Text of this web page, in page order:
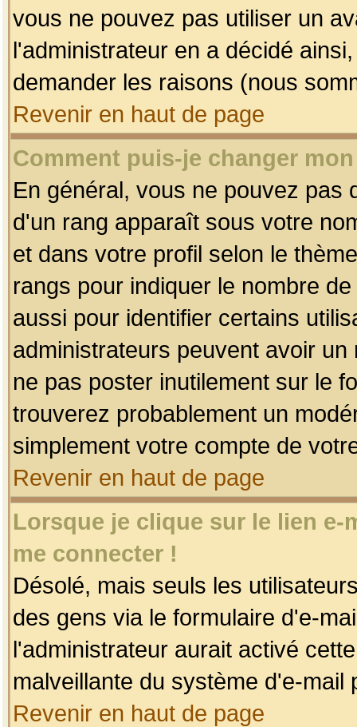
vous ne pouvez pas utiliser un
l'administrateur en a décidé
demander les raisons (nous
Revenir en haut de page
Comment puis-je changer
En général, vous ne pouvez pas
d'un rang apparaît sous votre
et dans votre profil selon le
rangs pour indiquer le nombre
aussi pour identifier certains
administrateurs peuvent avoir
ne pas poster inutilement sur le
trouverez probablement un
simplement votre compte de
Revenir en haut de page
Lorsque je clique sur le lien
me connecter !
Désolé, mais seuls les
des gens via le formulaire d'e-
l'administrateur aurait activé
malveillante du système d'e-
Revenir en haut de page